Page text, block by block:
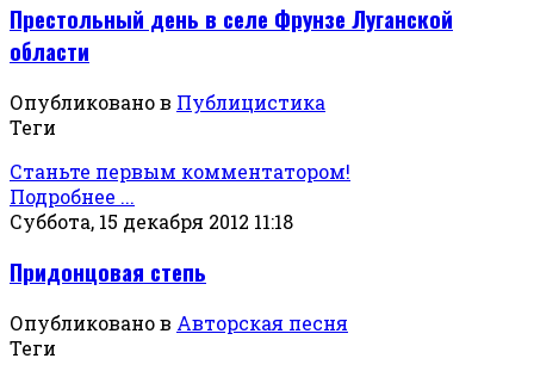
Престольный день в селе Фрунзе Луганской
области
Опубликовано в Публицистика
Теги
Станьте первым комментатором!
Подробнее ...
Суббота, 15 декабря 2012 11:18
Придонцовая степь
Опубликовано в Авторская песня
Теги